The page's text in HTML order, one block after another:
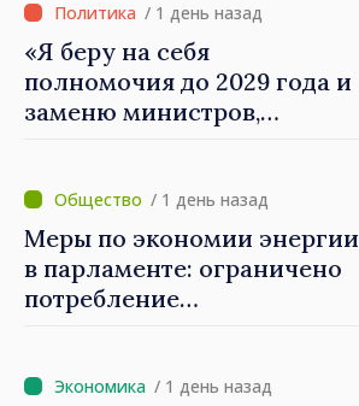
/ 1 день назад
«Я беру на себя
полномочия до 2029 года и
заменю министров,
премьер-министр Василе
Тофан
/ 1 день назад
Меры по экономии энергии
в парламенте: ограничено
потребление
/ 1 день назад